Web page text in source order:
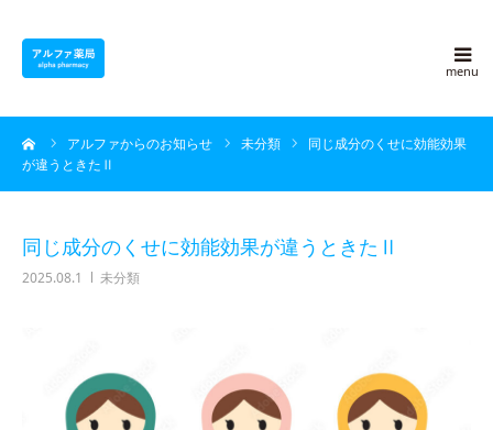
アルファからのお知らせ 未分類
同じ成分のくせに効能効果
が違うときたⅡ
同じ成分のくせに効能効果が違うときたⅡ
2025.08.1 未分類
採用情報
アルファ豆知識
会社概要